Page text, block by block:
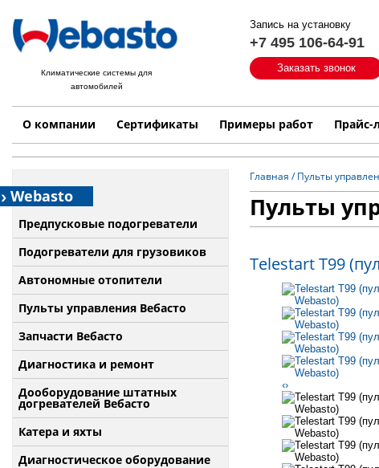
Климатические системы для
автомобилей
Запись на установку
+7 495 106-64-91
Заказать звонок
О компании Сертификаты Примеры работ Прайс-
Быстрый поиск:
Примеры работ Бренд
Webasto
Предпусковые подогреватели
Подогреватели для грузовиков
Автономные отопители
Пульты управления Вебасто
Запчасти Вебасто
Диагностика и ремонт
Дооборудование штатных
догревателей Вебасто
Катера и яхты
Диагностическое оборудование
Главная / Пульты
Пульты
Telestart T99
‹›